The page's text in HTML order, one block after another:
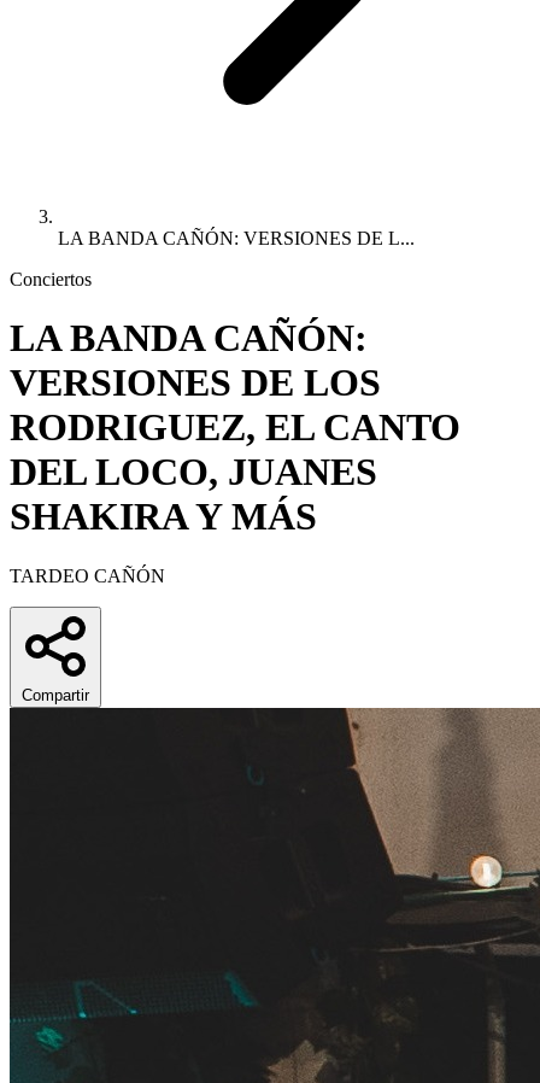
LA BANDA CAÑÓN: VERSIONES DE L...
Conciertos
LA BANDA CAÑÓN:
VERSIONES DE LOS
RODRIGUEZ, EL CANTO
DEL LOCO, JUANES
SHAKIRA Y MÁS
TARDEO CAÑÓN
Compartir